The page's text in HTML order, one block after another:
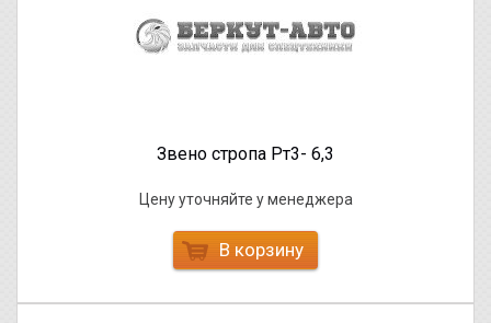
Звено стропа Рт3- 6,3
Цену уточняйте у менеджера
В корзину